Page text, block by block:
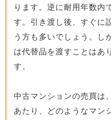
ります。逆に耐用年数内
す。引き渡し後、すぐに
う方も多いでしょう。し
は代替品を渡すことはあ
す。
中古マンションの売買は
あたり、どのようなマン